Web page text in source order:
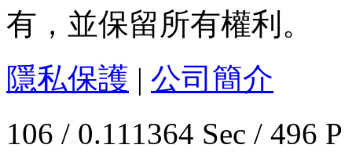
有，並保留所有權利。
隱私保護 | 公司簡介
106 / 0.111364 Sec / 496